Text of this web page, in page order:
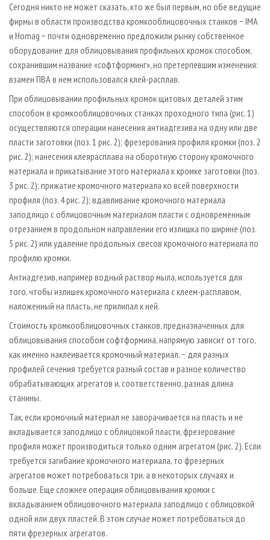
Сегодня никто не может сказать, кто же был первым, но обе ведущие
фирмы в области производства кромкооблицовочных станков − IMA
и Homag − почти одновременно предложили рынку собственное
оборудование для облицовывания профильных кромок способом,
сохранившим название «софтформинг», но претерпевшим изменения:
взамен ПВА в нем использовался клей­-расплав.
При облицовывании профильных кромок щитовых деталей этим
способом в кромкооблицовочных станках проходного типа (рис. 1)
осуществляются операции нанесения антиадгезива на одну или две
пласти заготовки (поз. 1 рис. 2); фрезерования профиля кромки (поз. 2
рис. 2); нанесения клея­расплава на оборотную сторону кромочного
материала и прикатывание этого материала к кромке заготовки (поз.
3 рис. 2); прижатие кромочного материала ко всей поверхности
профиля (поз. 4 рис. 2); вдавливание кромочного материала
заподлицо с облицовочным материалом пласти с одновременным
отрезанием в продольном направлении его излишка по ширине (поз.
5 рис. 2) или удаление продольных свесов кромочного материала по
профилю кромки.
Антиадгезив, например водный раствор мыла, используется для
того, чтобы излишек кромочного материала с клеем­-расплавом,
наложенный на пласть, не прилипал к ней.
Стоимость кромкооблицовочных станков, предназначенных для
облицовывания способом софтформина, напрямую зависит от того,
как именно наклеивается кромочный материал, − для разных
профилей сечения требуется разный состав и разное количество
обрабатывающих агрегатов и, соответственно, разная длина
станины.
Так, если кромочный материал не заворачивается на пласть и не
вкладывается заподлицо с облицовкой пласти, фрезерование
профиля может производиться только одним агрегатом (рис. 2). Если
требуется загибание кромочного материала, то фрезерных
агрегатов может потребоваться три, а в некоторых случаях и
больше. Еще сложнее операция облицовывания кромки с
вкладыванием облицовочного материала заподлицо с облицовкой
одной или двух пластей. В этом случае может потребоваться до
пяти фрезерных агрегатов.